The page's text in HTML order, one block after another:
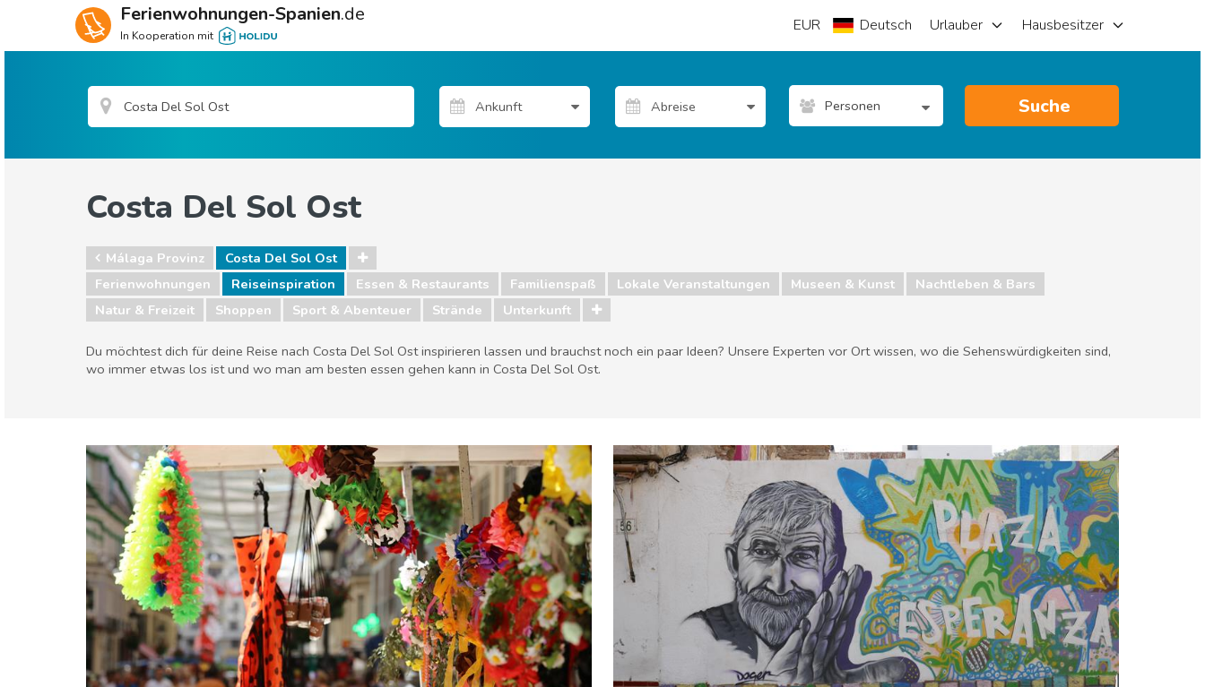
Ferienwohnungen-Spanien.de
In Kooperation mit
EUR Deutsch Urlauber Hausbesitzer
Personen Suche
Costa Del Sol Ost
Málaga Provinz
Costa Del Sol Ost
Ferienwohnungen
Reiseinspiration Essen & Restaurants Familienspaß Lokale Veranstaltungen Museen & Kunst
Nachtleben & Bars
Natur & Freizeit
Shoppen Sport & Abenteuer Strände Unterkunft
Du möchtest dich für deine Reise nach Costa Del Sol Ost inspirieren lassen und brauchst noch ein paar Ideen? Unsere Experten vor Ort wissen, wo die Sehenswürdigkeiten sind,
wo immer etwas los ist und wo man am besten essen gehen kann in Costa Del Sol Ost.
Essen & Restaurants
Familienspaß Lokale Veranstaltungen Museen & Kunst Nachtleben & Bars Natur & Freizeit
Shoppen
Sport & Abenteuer
Strände Unterkunft